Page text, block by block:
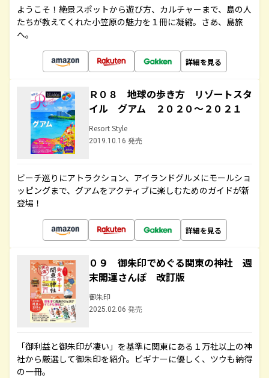
ようこそ！絶景スポットから遊び方、カルチャーまで、島の人
たちが教えてくれた小笠原の魅力を１冊に凝縮。さあ、島旅
へ。
詳細を見る
Ｒ０８ 地球の歩き方 リゾートスタ
イル グアム ２０２０～２０２１
Resort Style
2019.10.16 発売
ビーチ巡りにアトラクション、アイランドグルメにモールショ
ッピングまで、グアムをアクティブに楽しむためのガイドが新
登場！
詳細を見る
０９ 御朱印でめぐる関東の神社 週
末開運さんぽ 改訂版
御朱印
2025.02.06 発売
「御利益と御朱印が凄い」を基準に関東にある１万社以上の神
社から厳選して御朱印を紹介。ビギナーに優しく、ツウも納得
の一冊。